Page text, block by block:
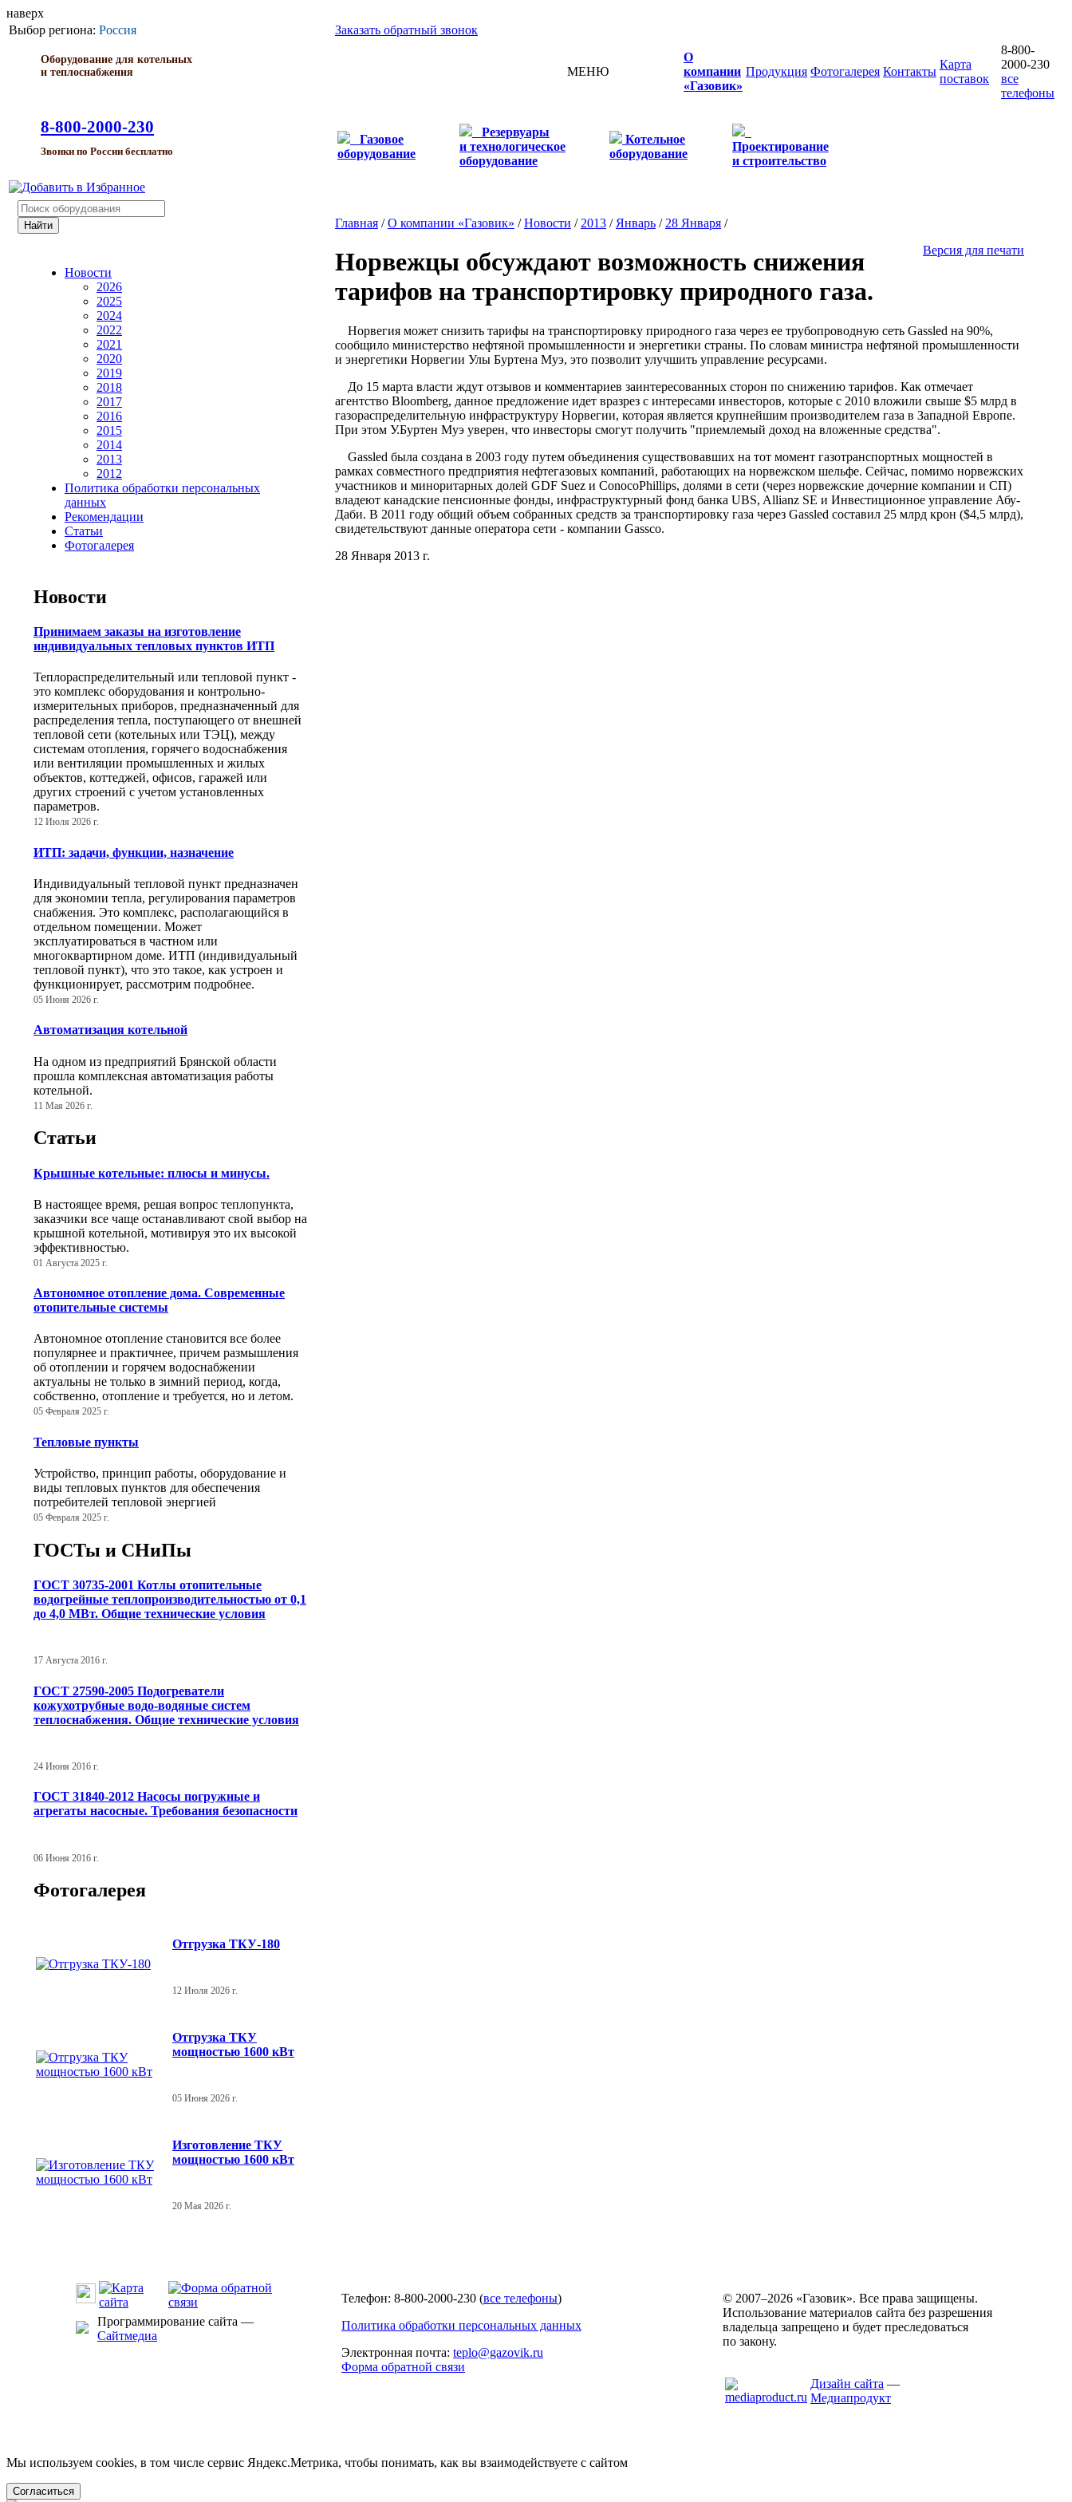
наверх
Выбор региона: Россия
Оборудование для котельных
и теплоснабжения
8-800-2000-230
Звонки по России бесплатно
Заказать обратный звонок
МЕНЮ
О
компании
«Газовик»
Продукция Фотогалерея Контакты
Карта
поставок
8-800-
2000-230
все
телефоны
Газовое
оборудование
Резервуары
и технологическое
оборудование
Котельное
оборудование
Проектирование
и строительство
Новости
2026
2025
2024
2022
2021
2020
2019
2018
2017
2016
2015
2014
2013
2012
Политика обработки персональных
данных
Рекомендации
Статьи
Фотогалерея
Новости
Принимаем заказы на изготовление
индивидуальных тепловых пунктов ИТП
Теплораспределительный или тепловой пункт -
это комплекс оборудования и контрольно-
измерительных приборов, предназначенный для
распределения тепла, поступающего от внешней
тепловой сети (котельных или ТЭЦ), между
системам отопления, горячего водоснабжения
или вентиляции промышленных и жилых
объектов, коттеджей, офисов, гаражей или
других строений с учетом установленных
параметров.
12 Июля 2026 г.
ИТП: задачи, функции, назначение
Индивидуальный тепловой пункт предназначен
для экономии тепла, регулирования параметров
снабжения. Это комплекс, располагающийся в
отдельном помещении. Может
эксплуатироваться в частном или
многоквартирном доме. ИТП (индивидуальный
тепловой пункт), что это такое, как устроен и
функционирует, рассмотрим подробнее.
05 Июня 2026 г.
Автоматизация котельной
На одном из предприятий Брянской области
прошла комплексная автоматизация работы
котельной.
11 Мая 2026 г.
Статьи
Крышные котельные: плюсы и минусы.
В настоящее время, решая вопрос теплопункта,
заказчики все чаще останавливают свой выбор на
крышной котельной, мотивируя это их высокой
эффективностью.
01 Августа 2025 г.
Автономное отопление дома. Современные
отопительные системы
Автономное отопление становится все более
популярнее и практичнее, причем размышления
об отоплении и горячем водоснабжении
актуальны не только в зимний период, когда,
собственно, отопление и требуется, но и летом.
05 Февраля 2025 г.
Тепловые пункты
Устройство, принцип работы, оборудование и
виды тепловых пунктов для обеспечения
потребителей тепловой энергией
05 Февраля 2025 г.
ГОСТы и СНиПы
ГОСТ 30735-2001 Котлы отопительные
водогрейные теплопроизводительностью от 0,1
до 4,0 МВт. Общие технические условия
17 Августа 2016 г.
ГОСТ 27590-2005 Подогреватели
кожухотрубные водо-водяные систем
теплоснабжения. Общие технические условия
24 Июня 2016 г.
ГОСТ 31840-2012 Насосы погружные и
агрегаты насосные. Требования безопасности
06 Июня 2016 г.
Фотогалерея
Отгрузка ТКУ-180
12 Июля 2026 г.
Отгрузка ТКУ
мощностью 1600 кВт
05 Июня 2026 г.
Изготовление ТКУ
мощностью 1600 кВт
20 Мая 2026 г.
Главная /О компании «Газовик» /Новости / 2013 / Январь / 28 Января /
Версия для печати
Норвежцы обсуждают возможность снижения
тарифов на транспортировку природного газа.
Норвегия может снизить тарифы на транспортировку природного газа через ее трубопроводную сеть Gassled на 90%,
сообщило министерство нефтяной промышленности и энергетики страны. По словам министра нефтяной промышленности
и энергетики Норвегии Улы Буртена Муэ, это позволит улучшить управление ресурсами.
До 15 марта власти ждут отзывов и комментариев заинтересованных сторон по снижению тарифов. Как отмечает
агентство Bloomberg, данное предложение идет вразрез с интересами инвесторов, которые с 2010 вложили свыше $5 млрд в
газораспределительную инфраструктуру Норвегии, которая является крупнейшим производителем газа в Западной Европе.
При этом У.Буртен Муэ уверен, что инвесторы смогут получить "приемлемый доход на вложенные средства".
Gassled была создана в 2003 году путем объединения существовавших на тот момент газотранспортных мощностей в
рамках совместного предприятия нефтегазовых компаний, работающих на норвежском шельфе. Сейчас, помимо норвежских
участников и миноритарных долей GDF Suez и ConocoPhillips, долями в сети (через норвежские дочерние компании и СП)
владеют канадские пенсионные фонды, инфраструктурный фонд банка UBS, Allianz SE и Инвестиционное управление Абу-
Даби. В 2011 году общий объем собранных средств за транспортировку газа через Gassled составил 25 млрд крон ($4,5 млрд),
свидетельствуют данные оператора сети - компании Gassco.
28 Января 2013 г.
Программирование сайта —
Сайтмедиа
Телефон: 8-800-2000-230 (все телефоны)
Политика обработки персональных данных
Электронная почта: teplo@gazovik.ru
Форма обратной связи
© 2007–2026 «Газовик». Все права защищены.
Использование материалов сайта без разрешения
владельца запрещено и будет преследоваться
по закону.
Дизайн сайта —
Медиапродукт
Мы используем cookies, в том числе сервис Яндекс.Метрика, чтобы понимать, как вы взаимодействуете с сайтом
Согласиться